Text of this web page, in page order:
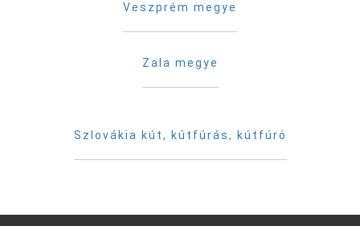
Veszprém megye
Zala megye
Szlovákia kút, kútfúrás, kútfúró